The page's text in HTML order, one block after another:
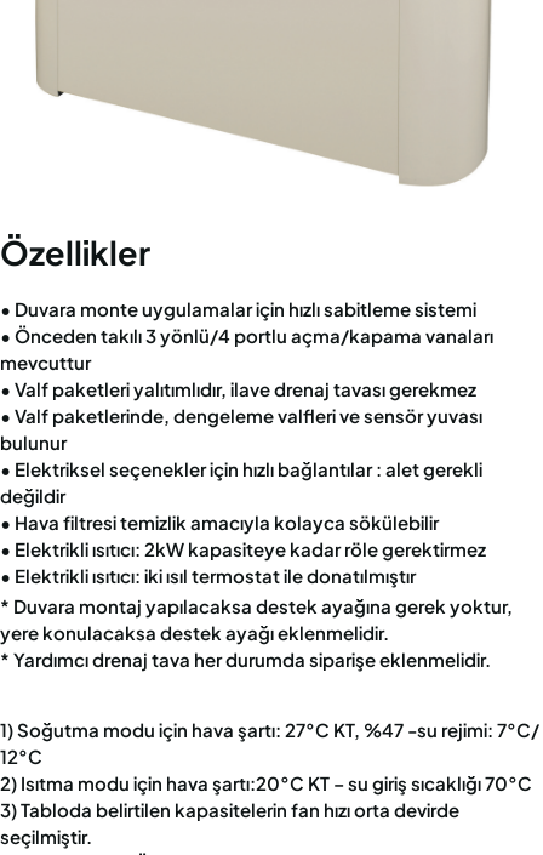
Özellikler
• Duvara monte uygulamalar için hızlı sabitleme sistemi
• Önceden takılı 3 yönlü/4 portlu açma/kapama vanaları
mevcuttur
• Valf paketleri yalıtımlıdır, ilave drenaj tavası gerekmez
• Valf paketlerinde, dengeleme valfleri ve sensör yuvası
bulunur
• Elektriksel seçenekler için hızlı bağlantılar : alet gerekli
değildir
• Hava filtresi temizlik amacıyla kolayca sökülebilir
• Elektrikli ısıtıcı: 2kW kapasiteye kadar röle gerektirmez
• Elektrikli ısıtıcı: iki ısıl termostat ile donatılmıştır
* Duvara montaj yapılacaksa destek ayağına gerek yoktur,
yere konulacaksa destek ayağı eklenmelidir.
* Yardımcı drenaj tava her durumda siparişe eklenmelidir.
1) Soğutma modu için hava şartı: 27°C KT, %47 -su rejimi: 7°C/
12°C
2) Isıtma modu için hava şartı:20°C KT – su giriş sıcaklığı 70°C
3) Tabloda belirtilen kapasitelerin fan hızı orta devirde
seçilmiştir.